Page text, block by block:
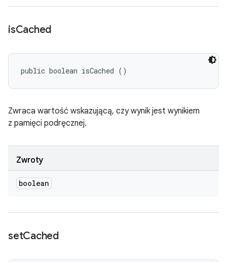
isCached
public boolean isCached ()
Zwraca wartość wskazującą, czy wynik jest wynikiem
z pamięci podręcznej.
Zwroty
boolean
setCached